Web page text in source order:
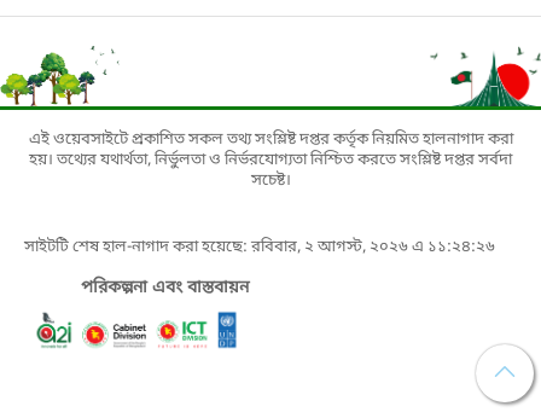
এই ওয়েবসাইটে প্রকাশিত সকল তথ্য সংশ্লিষ্ট দপ্তর কর্তৃক নিয়মিত হালনাগাদ করা
হয়। তথ্যের যথার্থতা, নির্ভুলতা ও নির্ভরযোগ্যতা নিশ্চিত করতে সংশ্লিষ্ট দপ্তর সর্বদা
সচেষ্ট।
সাইটটি শেষ হাল-নাগাদ করা হয়েছে: রবিবার, ২ আগস্ট, ২০২৬ এ ১১:২৪:২৬
পরিকল্পনা এবং বাস্তবায়ন